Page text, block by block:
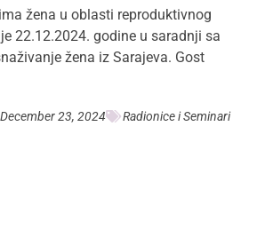
žena u oblasti reproduktivnog
22.12.2024. godine u saradnji sa
žena iz Sarajeva. Gost
December 23, 2024 Radionice i Seminari